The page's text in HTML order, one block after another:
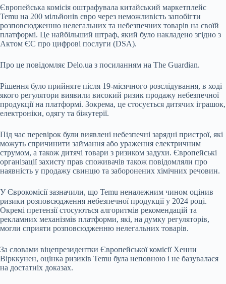
Європейська комісія оштрафувала китайський маркетплейс
Temu на 200 мільйонів євро через неможливість запобігти
розповсюдженню нелегальних та небезпечних товарів на своїй
платформі. Це найбільший штраф, який було накладено згідно з
Актом ЄС про цифрові послуги (DSA).
Про це повідомляє Delo.ua з посиланням на The Guardian.
Рішення було прийняте після 19-місячного розслідування, в ході
якого регулятори виявили високий ризик продажу небезпечної
продукції на платформі. Зокрема, це стосується дитячих іграшок,
електроніки, одягу та біжутерії.
Під час перевірок були виявлені небезпечні зарядні пристрої, які
можуть спричинити займання або ураження електричним
струмом, а також дитячі товари з ризиком задухи. Європейські
організації захисту прав споживачів також повідомляли про
наявність у продажу свинцю та заборонених хімічних речовин.
У Єврокомісії зазначили, що Temu неналежним чином оцінив
ризики розповсюдження небезпечної продукції у 2024 році.
Окремі претензії стосуються алгоритмів рекомендацій та
рекламних механізмів платформи, які, на думку регуляторів,
могли сприяти розповсюдженню нелегальних товарів.
За словами віцепрезидентки Європейської комісії Хенни
Вірккунен, оцінка ризиків Temu була неповною і не базувалася
на достатніх доказах.